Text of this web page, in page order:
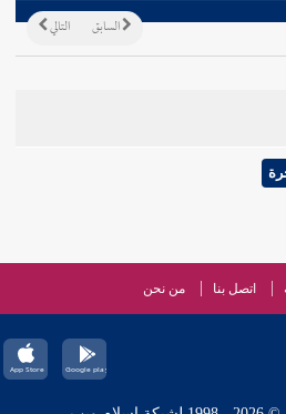
التالي السابق
اتصل بنا من نحن